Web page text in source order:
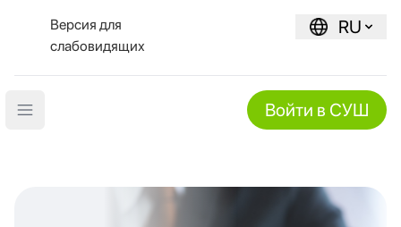
Версия для
слабовидящих
RU
Open main menu Войти в СУШ